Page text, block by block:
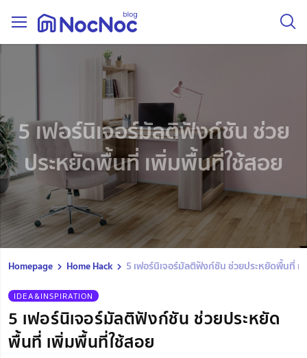
5 เฟอร์นิเจอร์มัลติฟังก์ชัน ช่วย
ประหยัดพื้นที่ เพิ่มพื้นที่ใช้สอย
Homepage Home Hack 5 เฟอร์นิเจอร์มัลติฟังก์ชัน ช่วยประหยัดพื้นที่ เ
IDEA&INSPIRATION
5 เฟอร์นิเจอร์มัลติฟังก์ชัน ช่วยประหยัด
พื้นที่ เพิ่มพื้นที่ใช้สอย